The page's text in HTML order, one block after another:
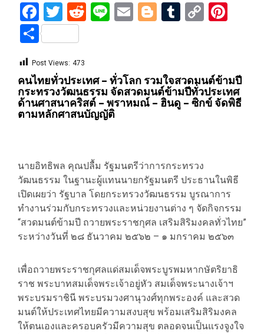
Facebook
Twitter
Reddit
LineEmailBlogger
Tumblr
Copy
Share
Post Views: 473
คนไทยทั่วประเทศ – ทั่วโลก รวมใจสวดมนต์ข้ามปี
กระทรวงวัฒนธรรม จัดสวดมนต์ข้ามปีทั่วประเทศ
ด้านศาสนาคริสต์ – พราหมณ์ – ฮินดู – ซิกข์ จัดพิธี
ตามหลักศาสนบัญญัติ
​นายอิทธิพล คุณปลื้ม รัฐมนตรีว่าการกระทรวง
วัฒนธรรม ในฐานะผู้แทนนายกรัฐมนตรี ประธานในพิธี
เปิดเผยว่า รัฐบาล โดยกระทรวงวัฒนธรรม บูรณาการ
ทำงานร่วมกับกระทรวงและหน่วยงานต่าง ๆ จัดกิจกรรม
“สวดมนต์ข้ามปี ถวายพระราชกุศล เสริมสิริมงคลทั่วไทย”
ระหว่างวันที่ ๒๘ ธันวาคม ๒๕๖๒ – ๑ มกราคม ๒๕๖๓
เพื่อถวายพระราชกุศลแด่สมเด็จพระบูรพมหากษัตริยาธิ
ราช พระบาทสมเด็จพระเจ้าอยู่หัว สมเด็จพระนางเจ้าฯ
พระบรมราชินี พระบรมวงศานุวงศ์ทุกพระองค์ และสวด
มนต์ให้ประเทศไทยมีความสงบสุข พร้อมเสริมสิริมงคล
ให้ตนเองและครอบครัวมีความสุข ตลอดจนเป็นแรงจูงใจ